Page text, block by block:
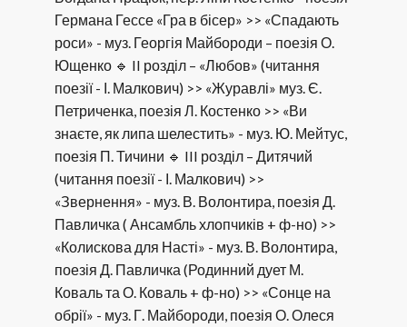
Германа Гессе «Гра в бісер» >> «Спадають
роси» - муз. Георгія Майбороди – поезія О.
Ющенко 🔹 II розділ – «Любов» (читання
поезії - І. Малкович) >> «Журавлі» муз. Є.
Петриченка, поезія Л. Костенко >> «Ви
знаєте, як липа шелестить» - муз. Ю. Мейтус,
поезія П. Тичини 🔹 III розділ – Дитячий
(читання поезії - І. Малкович) >>
«Звернення» - муз. В. Волонтира, поезія Д.
Павличка ( Ансамбль хлопчиків + ф-но) >>
«Колискова для Насті» - муз. В. Волонтира,
поезія Д. Павличка (Родинний дует М.
Коваль та О. Коваль + ф-но) >> «Сонце на
обрії» - муз. Г. Майбороди, поезія О. Олеся